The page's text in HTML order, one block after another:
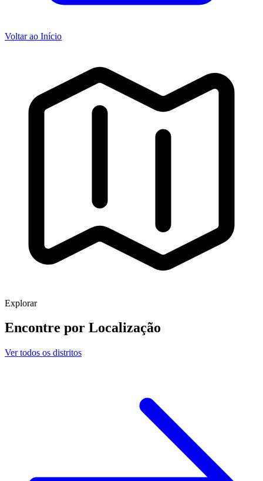
Voltar ao Início
Explorar
Encontre por Localização
Ver todos os distritos